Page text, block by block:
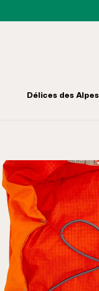
Délices des Alpes